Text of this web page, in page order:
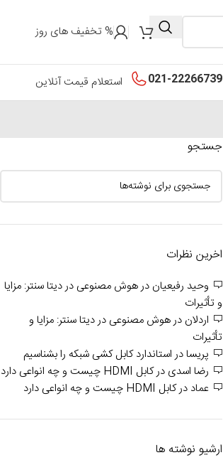
% تخفیف های روز
021-22266739 استعلام قیمت آنلاین
جستجو
اخرین نظرات
وحید رفیعیان درهوش مصنوعی در دیتا سنتر: مزایا
و تأثیرات
اردلان درهوش مصنوعی در دیتا سنتر: مزایا و
تأثیرات
پریسادراستاندارد کابل کشی شبکه را بشناسیم
رضا اسدی درکابل HDMI چیست و چه انواعی دارد
عماد درکابل HDMI چیست و چه انواعی دارد
ارشیو نوشته ها